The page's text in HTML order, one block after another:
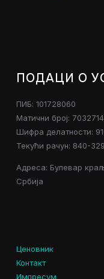
ПОДАЦИ О
ПИБ: 101728060
Матични број: 7032714
Шифра делатности:
Текући рачун: 840-
Адреса: Булевар
Србија
Ценовник
Контакт
Импресум